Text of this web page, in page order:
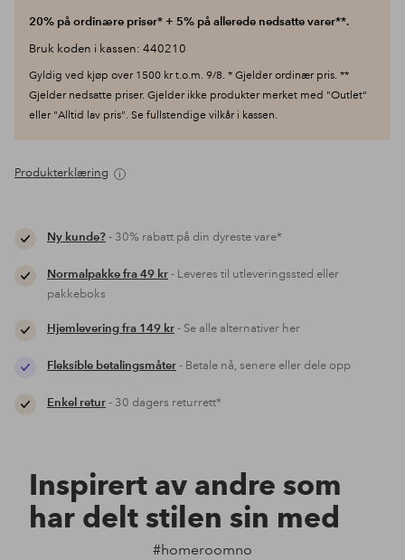
20% på ordinære priser* + 5% på allerede nedsatte varer**.
Bruk koden i kassen: 440210
Gyldig ved kjøp over 1500 kr t.o.m. 9/8. * Gjelder ordinær pris. **
Gjelder nedsatte priser. Gjelder ikke produkter merket med "Outlet"
eller "Alltid lav pris". Se fullstendige vilkår i kassen.
Produkterklæring
Ny kunde?- 30% rabatt på din dyreste vare*
Normalpakke fra 49 kr- Leveres til utleveringssted eller
pakkeboks
Hjemlevering fra 149 kr- Se alle alternativer her
Fleksible betalingsmåter- Betale nå, senere eller dele opp
Enkel retur- 30 dagers returrett*
Inspirert av andre som
har delt stilen sin med
#homeroomno